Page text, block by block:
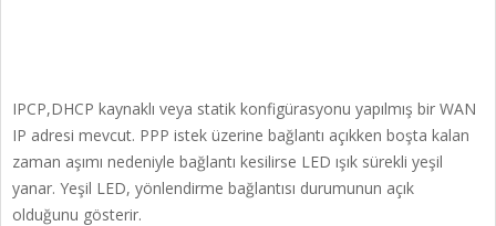
IPCP,DHCP kaynaklı veya statik konfigürasyonu yapılmış bir WAN
IP adresi mevcut. PPP istek üzerine bağlantı açıkken boşta kalan
zaman aşımı nedeniyle bağlantı kesilirse LED ışık sürekli yeşil
yanar. Yeşil LED, yönlendirme bağlantısı durumunun açık
olduğunu gösterir.